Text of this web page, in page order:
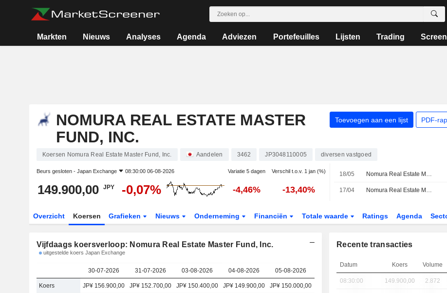
Markten Nieuws Analyses Agenda Adviezen Portefeuilles Lijsten Trading
NOMURA REAL ESTATE MASTER
FUND, INC.
Toevoegen aan een lijst PDF-
Koersen Nomura Real Estate Master Fund, Inc. Aandelen 3462 JP3048110005 diversen vastgoed
Beurs gesloten - Japan Exchange 08:30:00 06-08-2026 Variatie 5 dagen Verschil t.o.v. 1 jan (%)
149.900,00 JPY -0,07% -4,46% -13,40%
18/05 Nomura Real Estate Master Fund haalt 10,8 miljard yen aan financiering op voor aflossing vervallende schulden
17/04 Nomura Real Estate Master Fund, Inc. geeft prognose af voor uitkeringen over de boekperiodes eindigend op 31 augustus 2026 en 28 februari 2027
Overzicht Koersen Grafieken Nieuws Onderneming Financiën Totale waarde Ratings Agenda
Vijfdaags koersverloop: Nomura Real Estate Master Fund, Inc.
uitgestelde koers Japan Exchange
30-07-2026 31-07-2026 03-08-2026 04-08-2026 05-08-2026
Koers JP¥ 156.900,00 JP¥ 152.700,00 JP¥ 150.400,00 JP¥ 149.900,00 JP¥ 150.000,00
Recente transacties
Datum Koers Volume
08:30:00 149.900,00 2.872